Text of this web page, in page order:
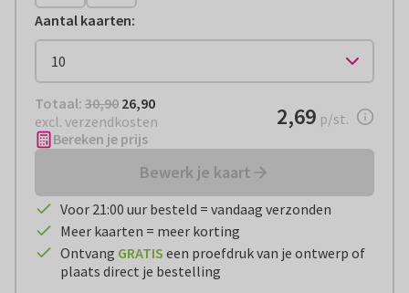
Aantal kaarten:
Totaal: € 26,90
Totaal: 30,90 26,90
excl. verzendkosten
€ 2,69per stuk
2,69 p/st.
Bereken je prijs
Bewerk je kaart
Voor 21:00 uur besteld = vandaag verzonden
Meer kaarten = meer korting
Ontvang GRATIS een proefdruk van je ontwerp of
plaats direct je bestelling